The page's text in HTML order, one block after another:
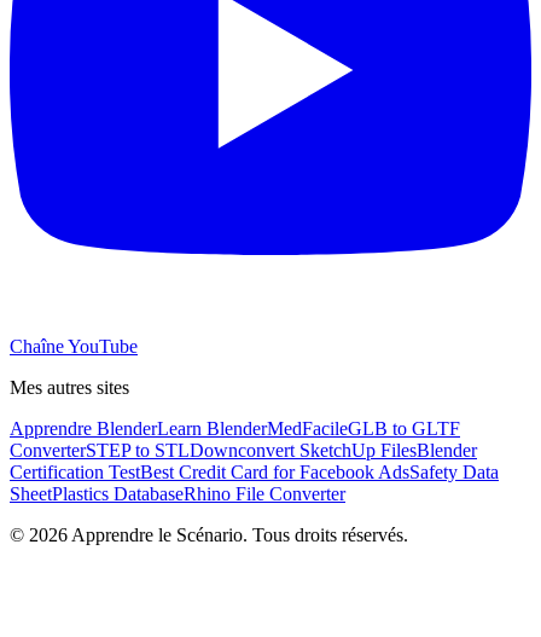
Chaîne YouTube
Mes autres sites
Apprendre BlenderLearn BlenderMedFacileGLB to GLTF
ConverterSTEP to STLDownconvert SketchUp FilesBlender
Certification TestBest Credit Card for Facebook AdsSafety Data
SheetPlastics DatabaseRhino File Converter
© 2026 Apprendre le Scénario. Tous droits réservés.